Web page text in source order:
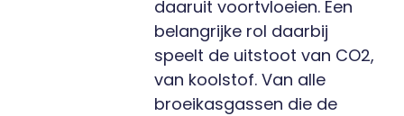
daaruit voortvloeien. Een
belangrijke rol daarbij
speelt de uitstoot van CO2,
van koolstof. Van alle
broeikasgassen die de